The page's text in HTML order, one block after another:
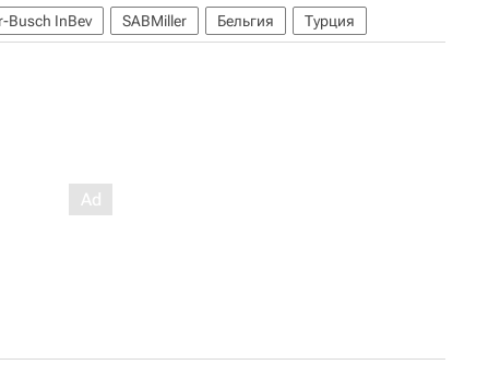
Busch InBev SABMiller Бельгия Турция